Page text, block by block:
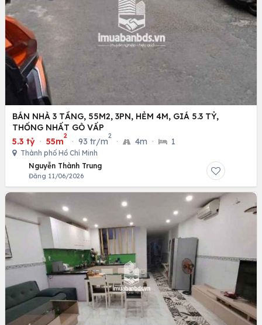
BÁN NHÀ 3 TẦNG, 55M2, 3PN, HẺM 4M, GIÁ 5.3 TỶ,
THỐNG NHẤT GÒ VẤP
5.3 tỷ · 55m
2
· 93 tr/m
2
· 4m · 1
Thành phố Hồ Chí Minh
Nguyễn Thành Trung
Đăng 11/06/2026